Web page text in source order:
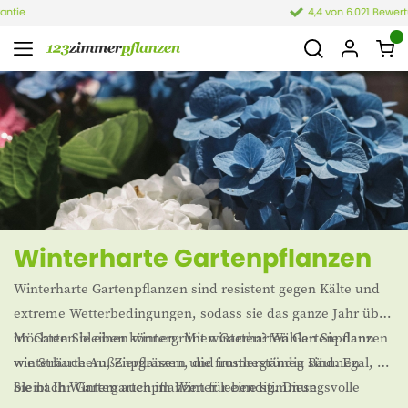
Winterharte Gartenpflanzen
Winterharte Gartenpflanzen sind resistent gegen Kälte und
extreme Wetterbedingungen, sodass sie das ganze Jahr über
im Garten bleiben können. Mit winterharten Gartenpflanzen
wie Sträuchern, Ziergräsern und immergrünen Bäumen
bleibt Ihr Garten auch im Winter lebendig. Diese
Möchten Sie einen wintergrünen Garten? Wählen Sie dann
winterharte Außenpflanzen, die frostbeständig sind. Egal, ob
Sie nach Wintergartenpflanzen für eine stimmungsvolle